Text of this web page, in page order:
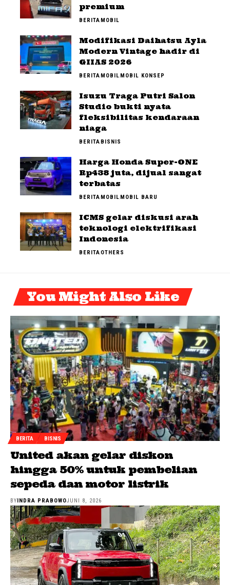
premium
BERITAMOBIL
Modifikasi Daihatsu Ayla
Modern Vintage hadir di
GIIAS 2026
BERITAMOBILMOBIL KONSEP
Isuzu Traga Putri Salon
Studio bukti nyata
fleksibilitas kendaraan
niaga
BERITABISNIS
Harga Honda Super-ONE
Rp438 juta, dijual sangat
terbatas
BERITAMOBILMOBIL BARU
ICMS gelar diskusi arah
teknologi elektrifikasi
Indonesia
BERITAOTHERS
You Might Also Like
BERITA BISNIS
United akan gelar diskon
hingga 50% untuk pembelian
sepeda dan motor listrik
BY INDRA PRABOWOJUNI 8, 2026